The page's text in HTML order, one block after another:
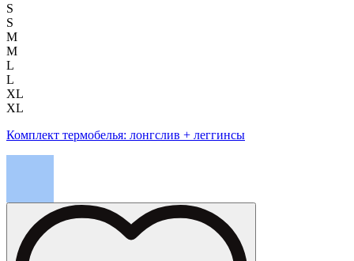
S
S
M
M
L
L
XL
XL
Комплект термобелья: лонгслив + леггинсы